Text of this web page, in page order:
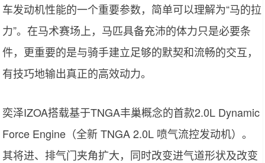
车发动机性能的一个重要参数，简单可以理解为“马的拉
力”。在马术赛场上，马匹具备充沛的体力只是必要条
件，更重要的是与骑手建立足够的默契和流畅的交互，
有技巧地输出真正的高效动力。
奕泽IZOA搭载基于TNGA丰巢概念的首款2.0L Dynamic
Force Engine（全新 TNGA 2.0L 喷气流控发动机）。
其将进、排气门夹角扩大，同时改变进气道形状及改变